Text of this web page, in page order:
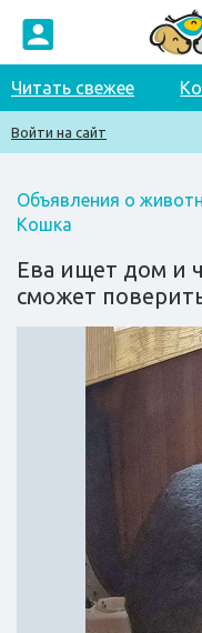
Читать свежее
Войти на сайт
Объявления о
Кошка
Ева ищет дом и
сможет